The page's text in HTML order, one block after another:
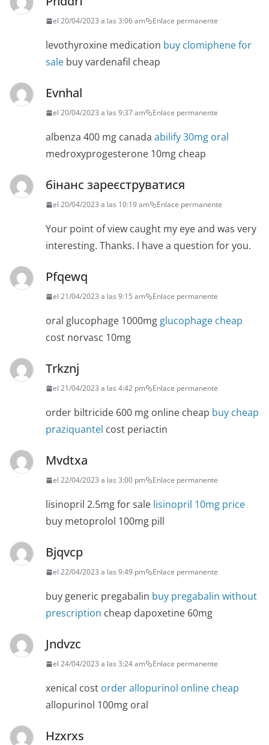
el 20/04/2023 a las 3:06 am Enlace permanente
levothyroxine medication buy clomiphene for
sale buy vardenafil cheap
Evnhal
el 20/04/2023 a las 9:37 am Enlace permanente
albenza 400 mg canada abilify 30mg oral
medroxyprogesterone 10mg cheap
бінанс зареєструватися
el 20/04/2023 a las 10:19 am Enlace permanente
Your point of view caught my eye and was very
interesting. Thanks. I have a question for you.
Pfqewq
el 21/04/2023 a las 9:15 am Enlace permanente
oral glucophage 1000mg glucophage cheap
cost norvasc 10mg
Trkznj
el 21/04/2023 a las 4:42 pm Enlace permanente
order biltricide 600 mg online cheap buy cheap
praziquantel cost periactin
Mvdtxa
el 22/04/2023 a las 3:00 pm Enlace permanente
lisinopril 2.5mg for sale lisinopril 10mg price
buy metoprolol 100mg pill
Bjqvcp
el 22/04/2023 a las 9:49 pm Enlace permanente
buy generic pregabalin buy pregabalin without
prescription cheap dapoxetine 60mg
Jndvzc
el 24/04/2023 a las 3:24 am Enlace permanente
xenical cost order allopurinol online cheap
allopurinol 100mg oral
Hzxrxs